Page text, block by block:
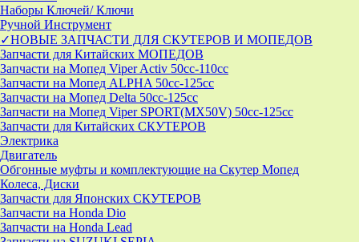
Наборы Ключей/ Ключи
Ручной Инструмент
✓НОВЫЕ ЗАПЧАСТИ ДЛЯ СКУТЕРОВ И МОПЕДОВ
Запчасти для Китайских МОПЕДОВ
Запчасти на Мопед Viper Activ 50cc-110cc
Запчасти на Мопед ALPHA 50cc-125cc
Запчасти на Мопед Delta 50cc-125cc
Запчасти на Мопед Viper SPORT(MX50V) 50cc-125cc
Запчасти для Китайских СКУТЕРОВ
Электрика
Двигатель
Обгонные муфты и комплектующие на Скутер Мопед
Колеса, Диски
Запчасти для Японских СКУТЕРОВ
Запчасти на Honda Dio
Запчасти на Honda Lead